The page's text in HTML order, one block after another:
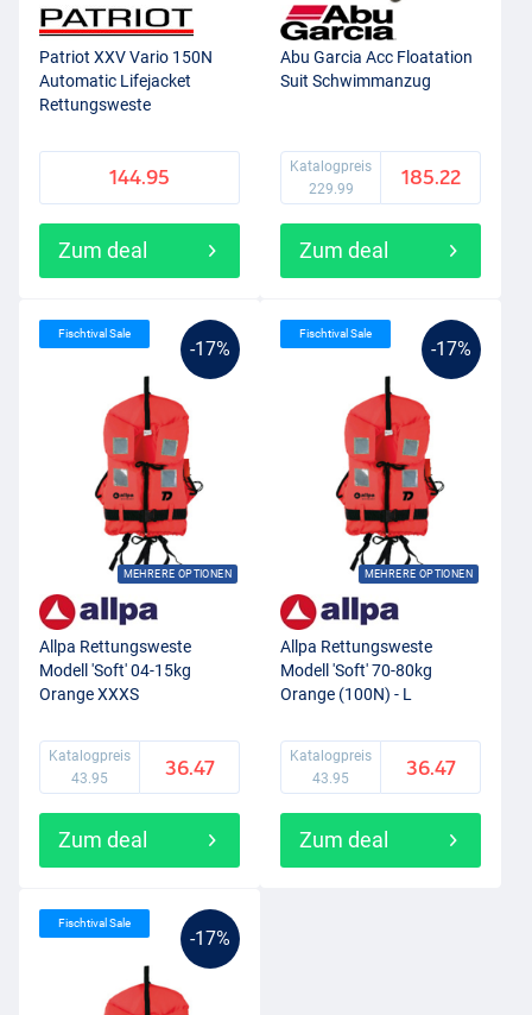
Patriot XXV Vario 150N
Automatic Lifejacket
Rettungsweste
144.95
Zum deal
Abu Garcia Acc Floatation
Suit Schwimmanzug
Katalogpreis
229.99
185.22
Zum deal
-17%
MEHRERE OPTIONEN
Fischtival Sale
Allpa Rettungsweste
Modell 'Soft' 04-15kg
Orange XXXS
Katalogpreis
43.95
36.47
Zum deal
-17%
MEHRERE OPTIONEN
Fischtival Sale
Allpa Rettungsweste
Modell 'Soft' 70-80kg
Orange (100N) - L
Katalogpreis
43.95
36.47
Zum deal
-17%
Fischtival Sale